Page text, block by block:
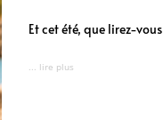
Et cet été, que lirez-vous
... lire plus